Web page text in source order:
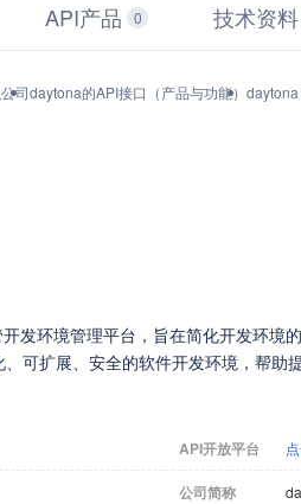
API产品 0 技术资料
司daytona的API接口（产品与功能）
发环境管理平台，旨在简化开发环境
可扩展、安全的软件开发环境，帮助
API开放平台
公司简称